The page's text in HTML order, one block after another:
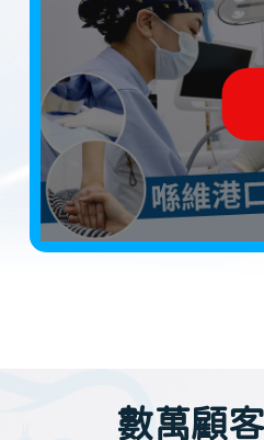
數萬顧